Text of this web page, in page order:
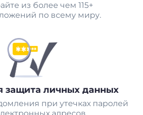
из более чем 115+
по всему миру.
защита личных данных
при утечках паролей